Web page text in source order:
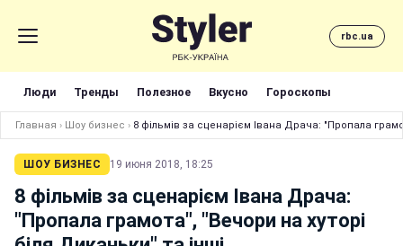
rbc.ua
Люди Тренды Полезное Вкусно Гороскопы
Главная › Шоу бизнес › 8 фільмів за сценарієм Івана Драча: "Пропала
ШОУ БИЗНЕС 19 июня 2018, 18:25
8 фільмів за сценарієм Івана Драча:
"Пропала грамота", "Вечори на хуторі